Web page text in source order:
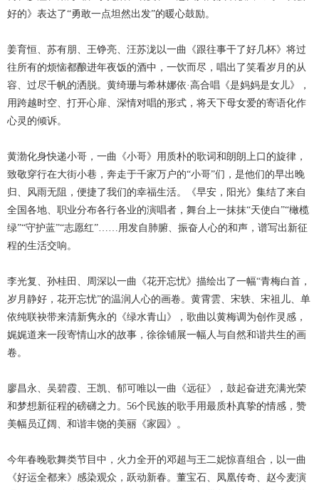
好的》表达了“勇敢一点坦然出发”的暖心鼓励。
姜育恒、苏有朋、王铮亮、汪苏泷以一曲《跟往事干了好几杯》将过
往所有的烦恼都酿进年夜饭的酒中，一饮而尽，唱出了笑看岁月的从
容、过尽千帆的洒脱。黄绮珊与希林娜依·高合唱《是妈妈是女儿》，
用跨越时空、打开心扉、深情对唱的形式，将天下母女爱的寄语化作
心灵的倾诉。
黄渤化身快递小哥，一曲《小哥》用质朴的歌词和朗朗上口的旋律，
致敬穿行在大街小巷，奔走于千家万户的“小哥”们，是他们的早出晚
归、风雨无阻，便捷了我们的幸福生活。《早安，阳光》集结了来自
全国各地、职业分布各行各业的演唱者，舞台上一抹抹“天使白”“橄榄
绿”“守护蓝”“志愿红”……用发自肺腑、振奋人心的和声，谱写出新征
程的生活交响。
李光复、孙桂田、周深以一曲《花开忘忧》描绘出了一幅“青梅白首，
岁月静好，花开忘忧”的温润人心的画卷。黄霄雲、宋轶、宋祖儿、单
依纯联袂带来清新隽永的《绿水青山》，歌曲以黄梅调为创作灵感，
娓娓道来一段寄情山水的故事，徐徐铺展一幅人与自然和谐共生的画
卷。
廖昌永、吴碧霞、王凯、郁可唯以一曲《远征》，鼓起奋进充满光荣
和梦想新征程的磅礴之力。56个民族的歌手用最质朴真挚的情感，赞
美幅员辽阔、和谐丰饶的美丽《家园》。
今年春晚歌舞类节目中，火力全开的邓超与王二妮惊喜组合，以一曲
《好运全都来》感染观众，跃动新春。董宝石、凤凰传奇、赵今麦演